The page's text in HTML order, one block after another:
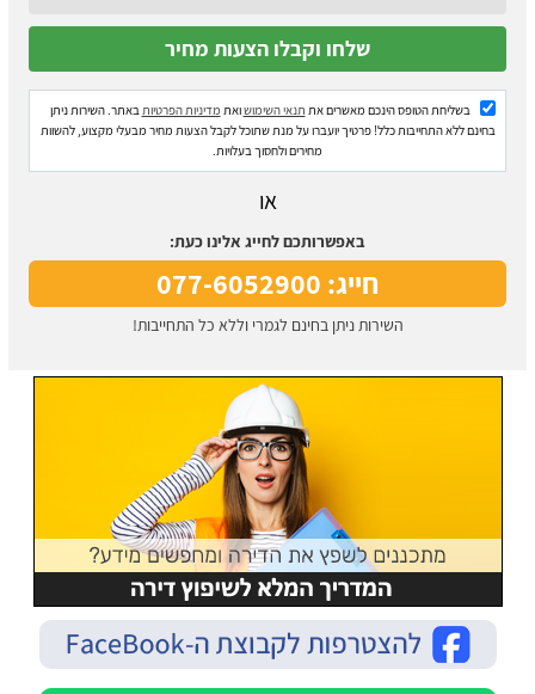
בשליחת הטופס הינכם מאשרים את תנאי השימושואת מדיניות הפרטיות באתר. השירות ניתן
בחינם ללא התחייבות כלל! פרטיך יועברו על מנת שתוכל לקבל הצעות מחיר מבעלי מקצוע, להשוות
מחירים ולחסוך בעלויות.
או
באפשרותכם לחייג אלינו כעת:
חייג: 077-6052900
השירות ניתן בחינם לגמרי וללא כל התחייבות!